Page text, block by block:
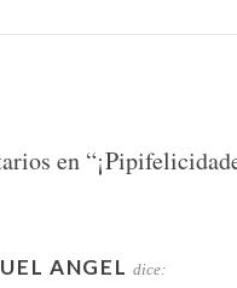
en “
ANGEL dice: